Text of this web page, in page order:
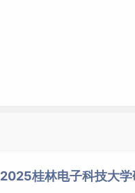
2025桂林电子科技大